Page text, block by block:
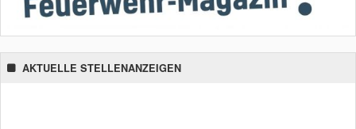
AKTUELLE STELLENANZEIGEN